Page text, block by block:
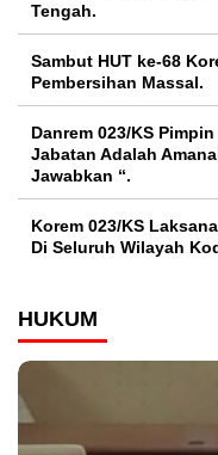
Tengah.
Sambut HUT ke-68
Pembersihan Massal.
Danrem 023/KS
Jabatan Adalah
Jawabkan “.
Korem 023/KS
Di Seluruh Wilayah
HUKUM